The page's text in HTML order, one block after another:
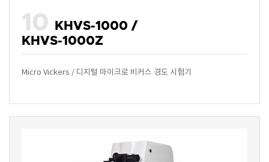
10
KHVS-1000 /
KHVS-1000Z
Micro Vickers / 디지털 마이크로 비커스 경도 시험기